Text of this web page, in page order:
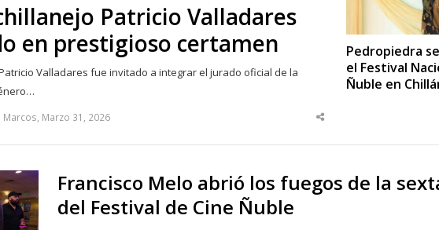
Patricio Valladares
en prestigioso certamen
Valladares fue invitado a integrar el jurado oficial de la
Marzo 31, 2026
Share
Pedropiedra
el Festival
Ñuble en
Francisco Melo abrió los fuegos de la
del Festival de Cine Ñuble